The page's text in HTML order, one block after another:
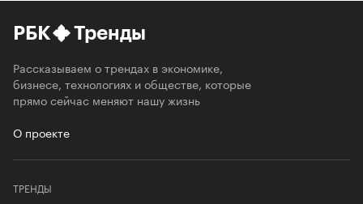
РБК Тренды
Рассказываем о трендах в экономике,
бизнесе, технологиях и обществе, которые
прямо сейчас меняют нашу жизнь
О проекте
ТРЕНДЫ